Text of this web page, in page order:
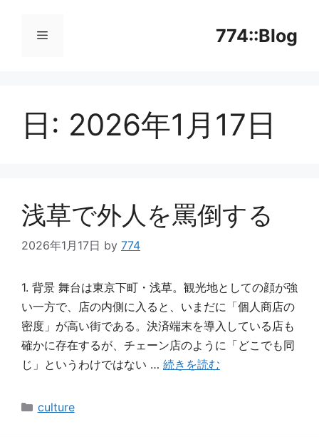
774::Blog
ニ
ー
日: 2026年1月17日
浅草で外人を罵倒する
2026年1月17日 by 774
1. 背景 舞台は東京下町・浅草。観光地としての顔が強
い一方で、店の内側に入ると、いまだに「個人商店の
密度」が高い街である。決済端末を導入している店も
確かに存在するが、チェーン店のように「どこでも同
じ」というわけではない … 続きを読む
カ
culture